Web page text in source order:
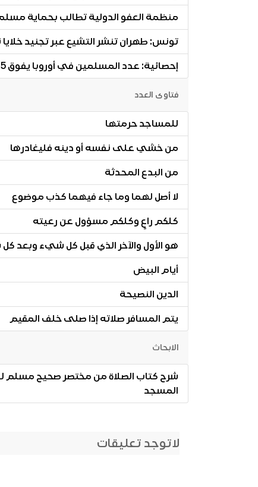
منظمة العفو الدولية تطالب بحماية
تونس: طهران تنشر التشيع عبر تجنيد
إحصائية: عدد المسلمين في أوروبا يفوق 45 مليون نسمة
فتاوى العدد
للمساجد حرمتها
من خشي على نفسه أو دينه فليغادرها
من البدع المحدثة
لا أصل لهما وما جاء فيهما كذب موضوع
كلكم راعٍ وكلكم مسؤول عن رعيته
هو الأول والآخر الذي قبل كل شيء وبعد
أيام البيض
الدين النصيحة
يتم المسافر صلاته إذا صلى خلف المقيم
الابحاث
المسجد
لاتوجد تعليقات